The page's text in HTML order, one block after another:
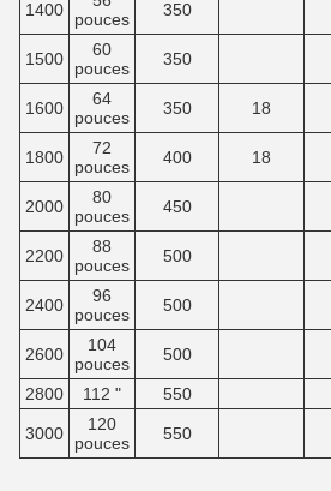
1400
pouces
350
1500
60
pouces
350
1600
64
pouces
350 18
1800
72
pouces
400 18
2000
80
pouces
450
2200
88
pouces
500
2400
96
pouces
500
2600
104
pouces
500
2800 112 " 550
3000
120
pouces
550